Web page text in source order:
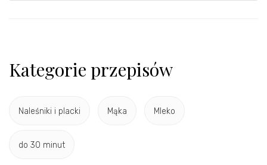
Kategorie przepisów
Naleśniki i placki Mąka Mleko
do 30 minut